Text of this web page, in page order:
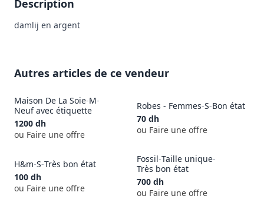
Description
damlij en argent
Autres articles de ce vendeur
Maison De La Soie-M-
Neuf avec étiquette
1200 dh
ou Faire une offre
Robes - Femmes-S-Bon état
70 dh
ou Faire une offre
H&m-S-Très bon état
100 dh
ou Faire une offre
Fossil-Taille unique-
Très bon état
700 dh
ou Faire une offre